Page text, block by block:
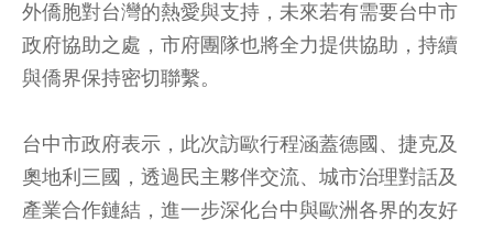
外僑胞對台灣的熱愛與支持，未來若有需要台中市
政府協助之處，市府團隊也將全力提供協助，持續
與僑界保持密切聯繫。
台中市政府表示，此次訪歐行程涵蓋德國、捷克及
奧地利三國，透過民主夥伴交流、城市治理對話及
產業合作鏈結，進一步深化台中與歐洲各界的友好